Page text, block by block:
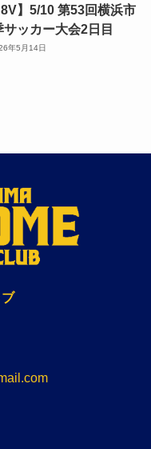
】5/10 第53回横浜市
サッカー大会2日目
年5月14日